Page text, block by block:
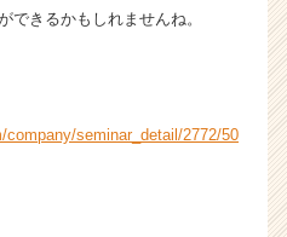
できるかもしれませんね。
seminar_detail/2772/50